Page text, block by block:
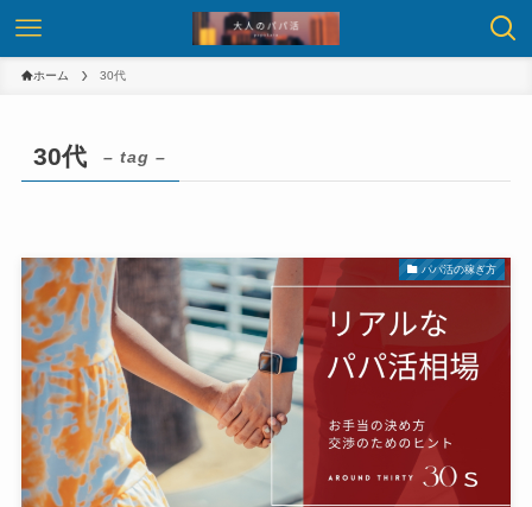
ホーム 30代
30代 – tag –
パパ活の稼ぎ方